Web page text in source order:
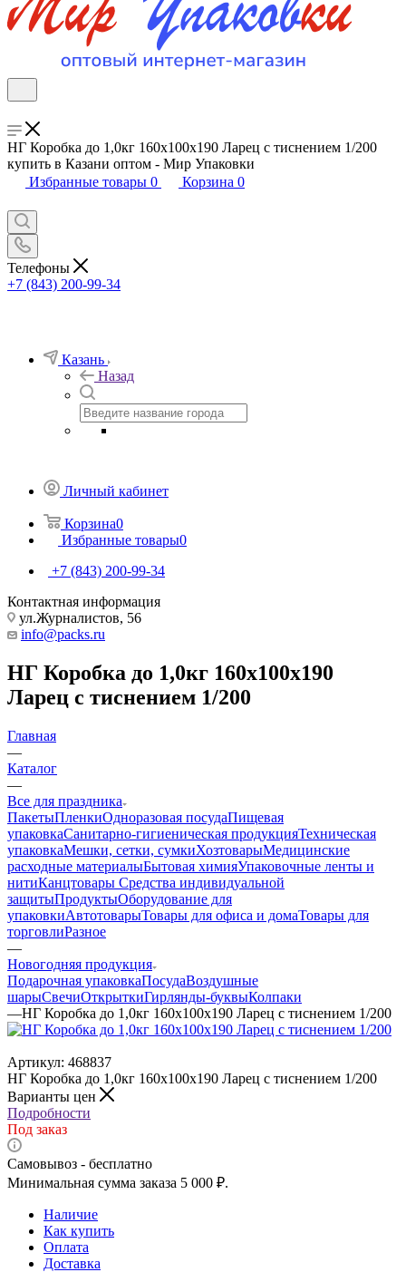
НГ Коробка до 1,0кг 160х100х190 Ларец с тиснением 1/200
купить в Казани оптом - Мир Упаковки
Избранные товары 0 Корзина 0
Телефоны
+7 (843) 200-99-34
Казань
Назад
Личный кабинет
Корзина0
Избранные товары0
+7 (843) 200-99-34
Контактная информация
ул.Журналистов, 56
info@packs.ru
НГ Коробка до 1,0кг 160х100х190
Ларец с тиснением 1/200
Главная
—
Каталог
—
Все для праздника
ПакетыПленкиОдноразовая посудаПищевая
упаковкаСанитарно-гигиеническая продукцияТехническая
упаковкаМешки, сетки, сумкиХозтоварыМедицинские
расходные материалыБытовая химияУпаковочные ленты и
нитиКанцтовары Средства индивидуальной
защитыПродуктыОборудование для
упаковкиАвтотоварыТовары для офиса и домаТовары для
торговлиРазное
—
Новогодняя продукция
Подарочная упаковкаПосудаВоздушные
шарыСвечиОткрыткиГирлянды-буквыКолпаки
—НГ Коробка до 1,0кг 160х100х190 Ларец с тиснением 1/200
Артикул: 468837
НГ Коробка до 1,0кг 160х100х190 Ларец с тиснением 1/200
Варианты цен
Подробности
Под заказ
Самовывоз - бесплатно
Минимальная сумма заказа 5 000 ₽.
Наличие
Как купить
Оплата
Доставка